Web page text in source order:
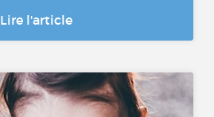
Lire l'article